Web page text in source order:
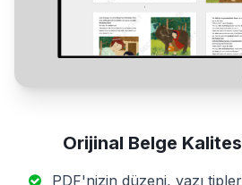
Orijinal Belge
PDF'nizin düzeni, yazı